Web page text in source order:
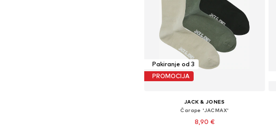
Pakiranje od 3
PROMOCIJA
JACK & JONES
Čarape 'JACMAX'
8,90 €